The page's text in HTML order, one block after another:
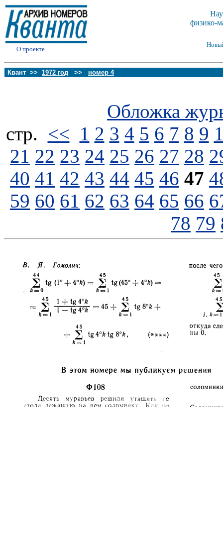
О проекте
физико-
Квант >> 1972 год >> номер 4
Обложка
стp. << 1 2 3 4 5 6 7 8 9
21 22 23 24 25 26 27 28
40 41 42 43 44 45 46 47
59 60 61 62 63 64 65 66
78 79